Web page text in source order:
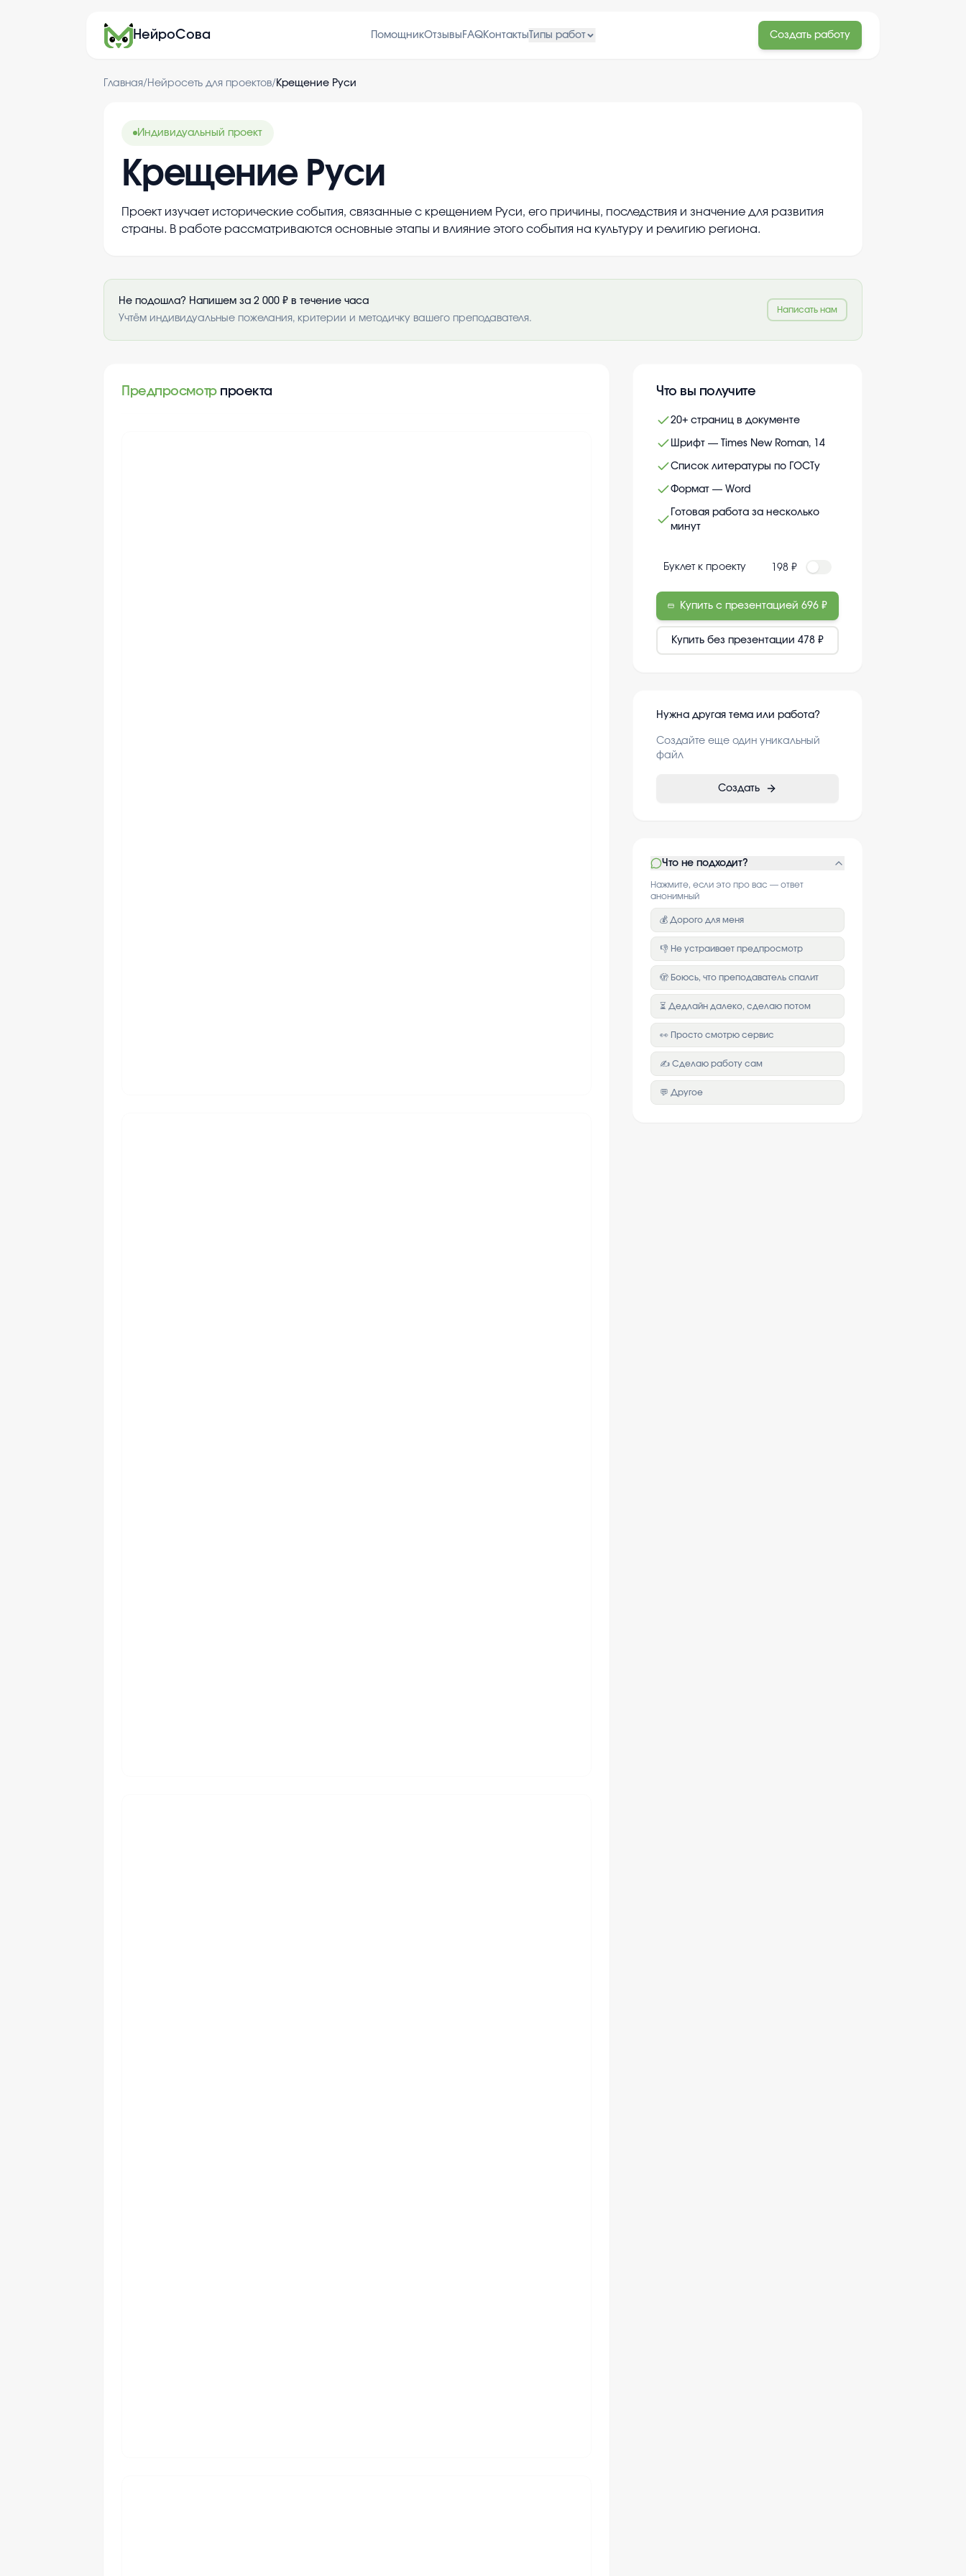
НейроСова ПомощникОтзывы FAQКонтакты Типы работ Создать работу
Главная/ Нейросеть для проектов/ Крещение Руси
Индивидуальный проект
Крещение Руси
Проект изучает исторические события, связанные с крещением Руси, его причины, последствия и значение для развития
страны. В работе рассматриваются основные этапы и влияние этого события на культуру и религию региона.
Не подошла? Напишем за 2 000 ₽ в течение часа
Учтём индивидуальные пожелания, критерии и методичку вашего преподавателя.
Написать нам
Предпросмотр проекта Что вы получите
20+ страниц в документе
Шрифт — Times New Roman, 14
Список литературы по ГОСТу
Формат — Word
Готовая работа за несколько
минут
Буклет к проекту 198 ₽
Купить с презентацией 696 ₽
Купить без презентации 478 ₽
Нужна другая тема или работа?
Создайте еще один уникальный
файл
Создать
Что не подходит?
Нажмите, если это про вас — ответ
анонимный
💰 Дорого для меня
👎 Не устраивает предпросмотр
🫣 Боюсь, что преподаватель спалит
⏳ Дедлайн далеко, сделаю потом
👀 Просто смотрю сервис
✍️ Сделаю работу сам
💬 Другое